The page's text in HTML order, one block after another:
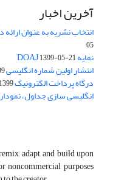
آخرین اخبار
انتخاب نشریه به عنوان ارائه
05
نمایه DOAJ1399-05-21
انتشار اولین شماره انگلیسی
درگاه پرداخت الکترونیک1399-05-05
انگلیسی سازی جداول،
adapt, and build upon
purposes